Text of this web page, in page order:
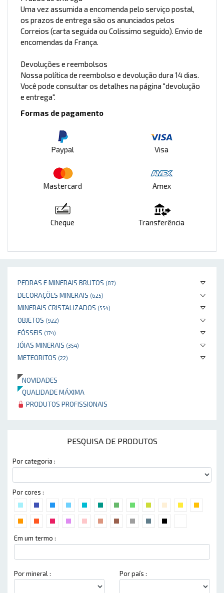
PEDRAS E MINERAIS BRUTOS (87)
DECORAÇÕES MINERAIS (625)
MINERAIS CRISTALIZADOS (554)
OBJETOS (922)
FÓSSEIS (174)
JÓIAS MINERAIS (354)
METEORITOS (22)
NOVIDADES
QUALIDADE MÁXIMA
PRODUTOS PROFISSIONAIS
PESQUISA DE PRODUTOS
Por categoria :
Por cores :
Em um termo :
Por mineral : Por país :
Uma vez assumida a encomenda pelo serviço postal,
os prazos de entrega são os anunciados pelos
Correios (carta seguida ou Colissimo seguido). Envio de
encomendas da França.
Devoluções e reembolsos
Nossa política de reembolso e devolução dura 14 dias.
Você pode consultar os detalhes na página "devolução
e entrega".
Formas de pagamento
Paypal Visa
Mastercard Amex
Cheque Transferência